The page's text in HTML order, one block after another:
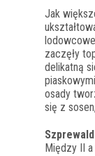
Jak
zaczęły
delikatną
osady
się z
Szprewald
Między II